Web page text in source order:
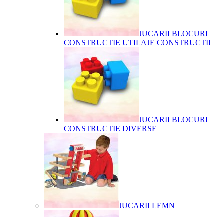
JUCARII BLOCURI
CONSTRUCTIE UTILAJE CONSTRUCTII
JUCARII BLOCURI
CONSTRUCTIE DIVERSE
JUCARII LEMN